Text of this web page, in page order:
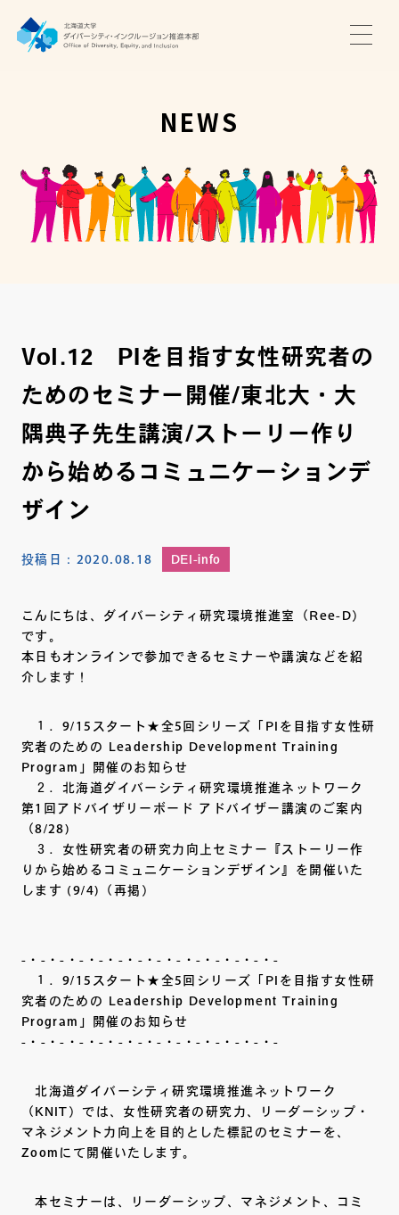
推進本部について
アクセス・お問い合わせ
NEWS
Vol.12 PIを目指す女性研究者の
ためのセミナー開催/東北大・大
隅典子先生講演/ストーリー作り
から始めるコミュニケーションデ
ザイン
投稿日： 2020.08.18 DEI-info
こんにちは、ダイバーシティ研究環境推進室（Ree-D）
です。
本日もオンラインで参加できるセミナーや講演などを紹
介します！
１．9/15スタート★全5回シリーズ「PIを目指す女性研
究者のための Leadership Development Training
Program」開催のお知らせ
２．北海道ダイバーシティ研究環境推進ネットワーク
第1回アドバイザリーボード アドバイザー講演のご案内
（8/28)
３．女性研究者の研究力向上セミナー『ストーリー作
りから始めるコミュニケーションデザイン』を開催いた
します (9/4)（再掲）
-・-・-・-・-・-・-・-・-・-・-・-・-・-
１．9/15スタート★全5回シリーズ「PIを目指す女性研
究者のための Leadership Development Training
Program」開催のお知らせ
-・-・-・-・-・-・-・-・-・-・-・-・-・-
北海道ダイバーシティ研究環境推進ネットワーク
（KNIT）では、女性研究者の研究力、リーダーシップ・
マネジメント力向上を目的とした標記のセミナーを、
Zoomにて開催いたします。
本セミナーは、リーダーシップ、マネジメント、コミ